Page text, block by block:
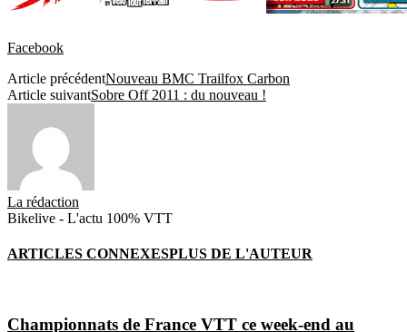
Facebook
Article précédentNouveau BMC Trailfox Carbon
Article suivantSobre Off 2011 : du nouveau !
La rédaction
Bikelive - L'actu 100% VTT
ARTICLES CONNEXESPLUS DE L'AUTEUR
Championnats de France VTT ce week-end au